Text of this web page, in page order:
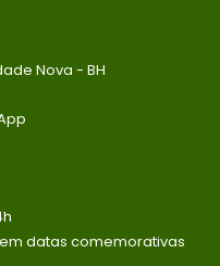
Nova - BH
datas comemorativas